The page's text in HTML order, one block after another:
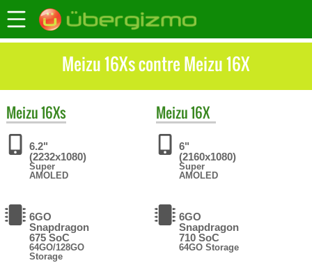
Meizu 16Xs contre Meizu 16X
Meizu16Xs
6.2"
(2232x1080)
Super
AMOLED
6GO
Snapdragon
675 SoC
64GO/128GO
Storage
Meizu16X
6"
(2160x1080)
Super
AMOLED
6GO
Snapdragon
710 SoC
64GO Storage